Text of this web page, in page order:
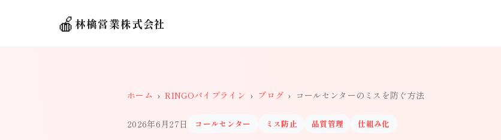
🍎 林檎営業株式会社
ホーム › RINGOパイプライン › ブログ › コールセンターのミスを防ぐ方法
2026年6月27日 コールセンター ミス防止 品質管理 仕組み化